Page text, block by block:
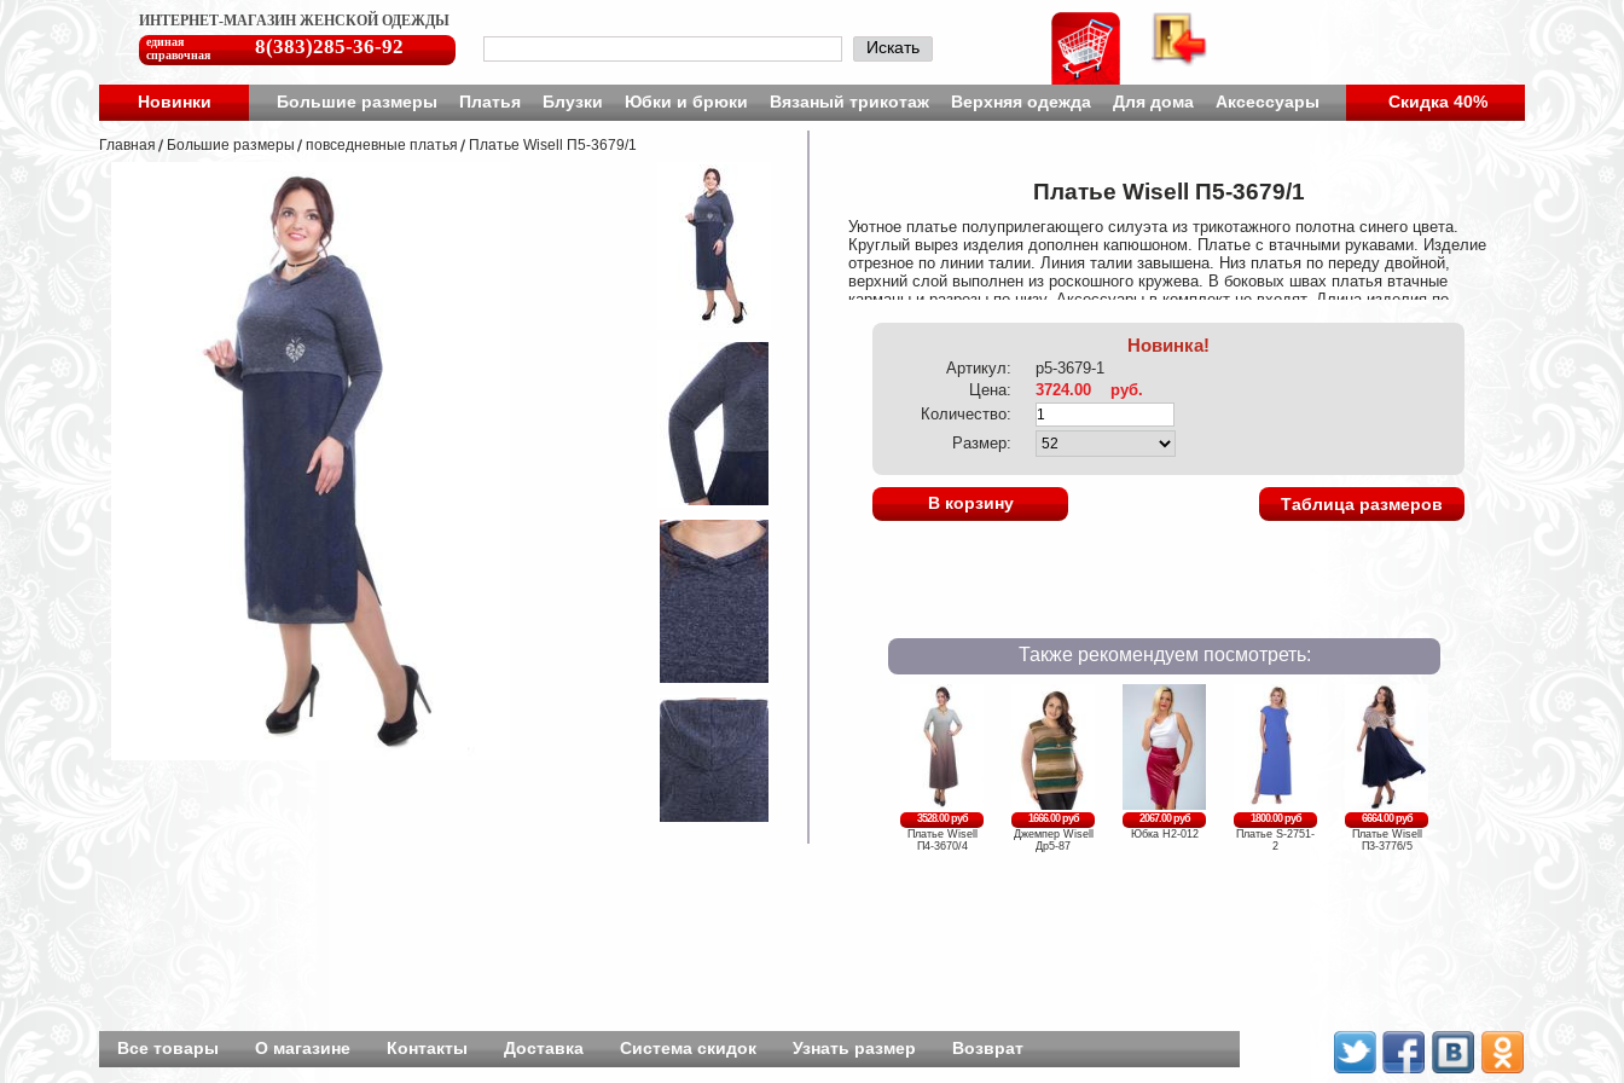
ИНТЕРНЕТ-МАГАЗИН ЖЕНСКОЙ ОДЕЖДЫ
единая
справочная
8(383)285-36-92 Искать
Новинки Большие размеры Платья Блузки Юбки и брюки Вязаный трикотаж Верхняя одежда Для дома Аксессуары Скидка 40%
Главная Большие размеры повседневные платья Платье Wisell П5-3679/1
Платье Wisell П5-3679/1
Уютное платье полуприлегающего силуэта из трикотажного полотна синего цвета.
Круглый вырез изделия дополнен капюшоном. Платье с втачными рукавами. Изделие
отрезное по линии талии. Линия талии завышена. Низ платья по переду двойной,
верхний слой выполнен из роскошного кружева. В боковых швах платья втачные
карманы и разрезы по низу. Аксессуары в комплект не входят. Длина изделия по
Состав: Шерсть 16%, Акрил 48%, Вискоза 31%, Эластан 5%
Новинка!
Артикул:
p5-3679-1
Цена:
3724.00
руб.
Количество:
Размер:
В корзину Таблица размеров
Также рекомендуем посмотреть:
3528.00 руб
Платье Wisell
П4-3670/4
1666.00 руб
Джемпер Wisell
Др5-87
2067.00 руб
Юбка Н2-012
1800.00 руб
Платье S-2751-
2
6664.00 руб
Платье Wisell
П3-3776/5
Все товары О магазине Контакты Доставка Система скидок Узнать размер Возврат